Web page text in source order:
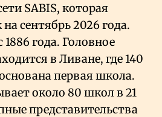
SABIS, которая
сентябрь 2026 года.
1886 года. Головное
в Ливане, где140
первая школа.
около 80 школ в 21
представительства